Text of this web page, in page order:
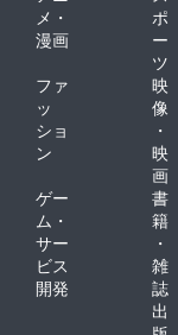
メ・
漫画
ポ
ー
ツ
ファ
ッ
ショ
ン
映
像
・
映
画
ゲー
ム・
サー
ビス
開発
書
籍
・
雑
誌
出